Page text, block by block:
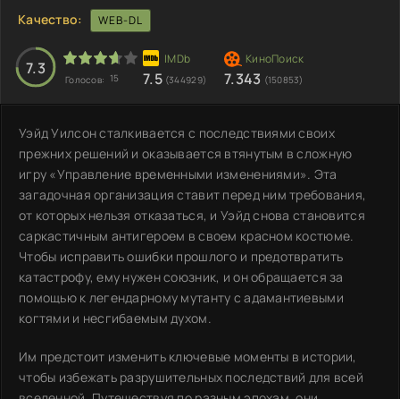
Качество:
WEB-DL
7.3
Голосов: 15 7.5 (344929) 7.343 (150853)
Уэйд Уилсон сталкивается с последствиями своих
прежних решений и оказывается втянутым в сложную
игру «Управление временными изменениями». Эта
загадочная организация ставит перед ним требования,
от которых нельзя отказаться, и Уэйд снова становится
саркастичным антигероем в своем красном костюме.
Чтобы исправить ошибки прошлого и предотвратить
катастрофу, ему нужен союзник, и он обращается за
помощью к легендарному мутанту с адамантиевыми
когтями и несгибаемым духом.
Им предстоит изменить ключевые моменты в истории,
чтобы избежать разрушительных последствий для всей